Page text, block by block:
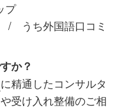
プ
/ うち外国語口コミ
か？
に精通したコンサルタ
受け入れ整備のご相